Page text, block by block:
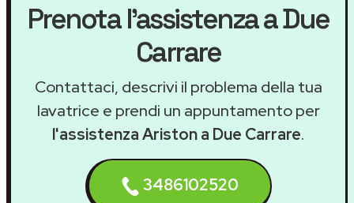
Prenota l'assistenza a Due
Carrare
Contattaci, descrivi il problema della tua
lavatrice e prendi un appuntamento per
l'assistenza Ariston a Due Carrare.
3486102520